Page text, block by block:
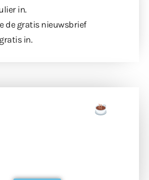
in.
de gratis nieuwsbrief
in.